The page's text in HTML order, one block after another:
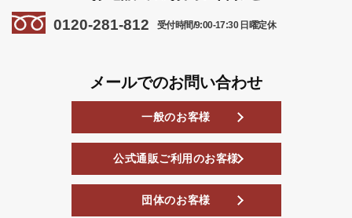
0120-281-812 受付時間/9:00-17:30 日曜定休
メールでのお問い合わせ
一般のお客様
公式通販ご利用のお客様
団体のお客様